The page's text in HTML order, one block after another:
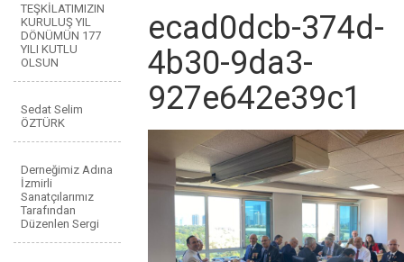
TEŞKİLATIMIZIN
KURULUŞ YIL
DÖNÜMÜN 177
YILI KUTLU
OLSUN
Sedat Selim
ÖZTÜRK
Derneğimiz Adına
İzmirli
Sanatçılarımız
Tarafından
Düzenlen Sergi
ecad0dcb-374d-
4b30-9da3-
927e642e39c1